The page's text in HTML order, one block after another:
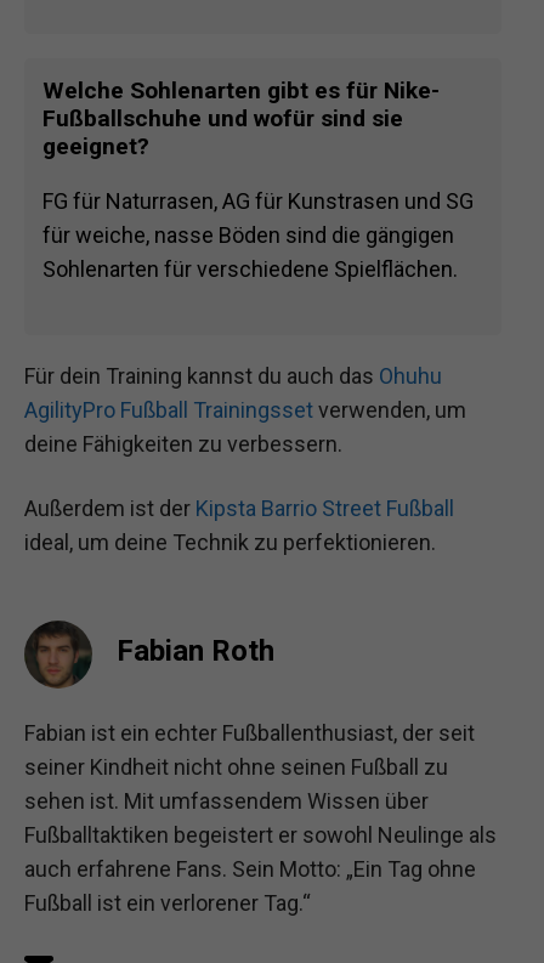
Welche Sohlenarten gibt es für Nike-
Fußballschuhe und wofür sind sie
geeignet?
FG für Naturrasen, AG für Kunstrasen und SG
für weiche, nasse Böden sind die gängigen
Sohlenarten für verschiedene Spielflächen.
Für dein Training kannst du auch das Ohuhu
AgilityPro Fußball Trainingssetverwenden, um
deine Fähigkeiten zu verbessern.
Außerdem ist der Kipsta Barrio Street Fußball
ideal, um deine Technik zu perfektionieren.
Fabian Roth
Fabian ist ein echter Fußballenthusiast, der seit
seiner Kindheit nicht ohne seinen Fußball zu
sehen ist. Mit umfassendem Wissen über
Fußballtaktiken begeistert er sowohl Neulinge als
auch erfahrene Fans. Sein Motto: „Ein Tag ohne
Fußball ist ein verlorener Tag.“